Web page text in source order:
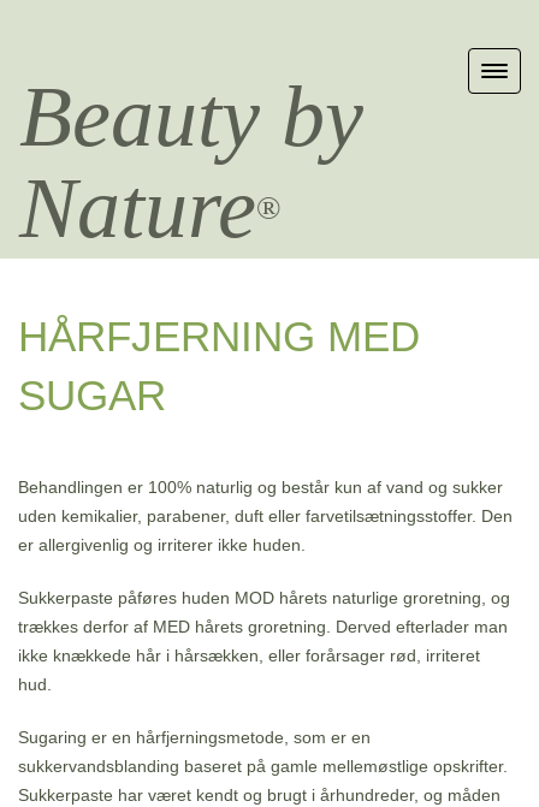
Beauty by
Nature®
HÅRFJERNING MED
SUGAR
Behandlingen er 100% naturlig og består kun af vand og sukker
uden kemikalier, parabener, duft eller farvetilsætningsstoffer. Den
er allergivenlig og irriterer ikke huden.
Sukkerpaste påføres huden MOD hårets naturlige groretning, og
trækkes derfor af MED hårets groretning. Derved efterlader man
ikke knækkede hår i hårsækken, eller forårsager rød, irriteret
hud.
Sugaring er en hårfjerningsmetode, som er en
sukkervandsblanding baseret på gamle mellemøstlige opskrifter.
Sukkerpaste har været kendt og brugt i århundreder, og måden